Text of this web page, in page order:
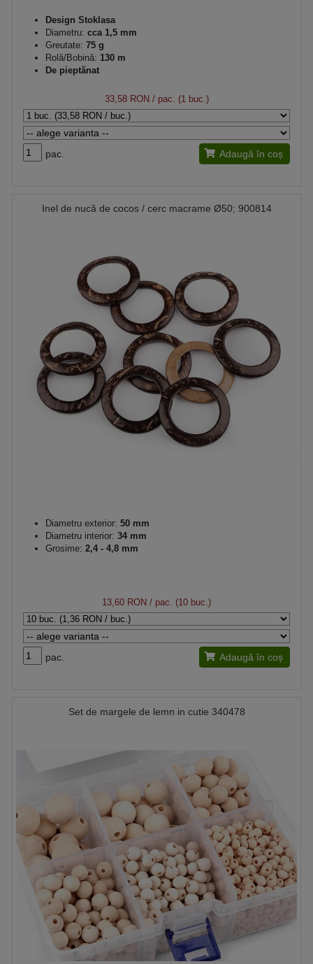
Design Stoklasa
Diametru: cca 1,5 mm
Greutate: 75 g
Rolă/Bobină: 130 m
De pieptănat
33,58 RON/ pac. (1 buc.)
pac. Adaugă în coș
Inel de nucă de cocos / cerc macrame Ø50; 900814
Diametru exterior: 50 mm
Diametru interior: 34 mm
Grosime: 2,4 - 4,8 mm
13,60 RON / pac. (10 buc.)
pac. Adaugă în coș
Set de margele de lemn in cutie 340478